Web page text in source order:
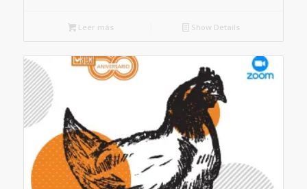
Leer más Show Details